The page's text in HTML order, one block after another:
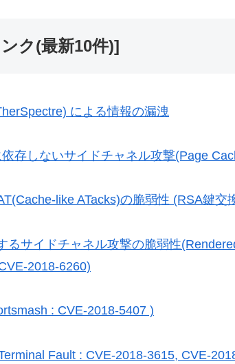
ク(最新10件)]
による情報の漏洩
存しないサイドチャネル攻撃(Page
like ATacks)の脆弱性 (RSA鍵交
るサイドチャネル攻撃の脆弱性
2018-6260)
: CVE-2018-5407 )
Fault : CVE-2018-3615, CVE-